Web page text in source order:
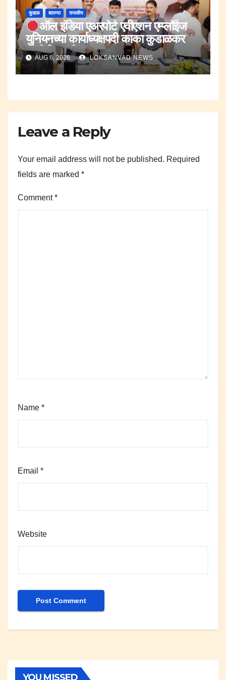
कुडाळ बातम्या राजकीय
ऑल इंडिया एअरपोर्ट एवीएशन एम्प्लॉईज
युनियनच्या कार्याध्यक्षपदी काका कुडाळकर
यांची नियुक्ती.
AUG 6, 2026 LOKSANVAD NEWS
Leave a Reply
Your email address will not be published. Required
fields are marked *
Comment*
Name *
Email *
Website
YOU MISSED